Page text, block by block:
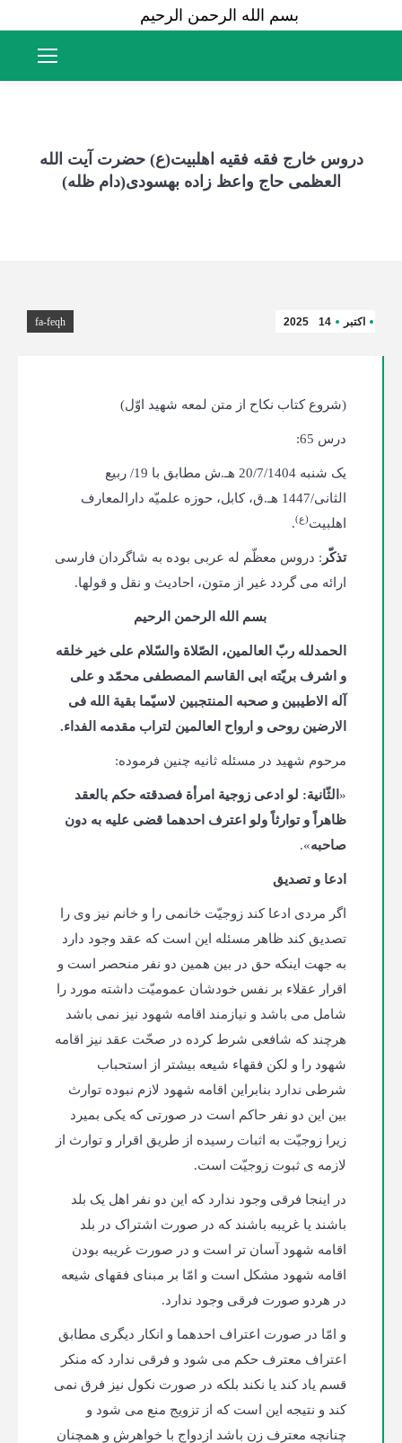
بسم الله الرحمن الرحیم
دروس خارج فقه فقیه اهلبیت(ع) حضرت آیت الله
العظمی حاج واعظ زاده بهسودی(دام ظله)
اکتبر 14
2025
fa-feqh
(شروع کتاب نکاح از متن لمعه شهید اوّل)
درس 65:
یک‌ شنبه 20/7/1404 هـ.ش مطابق با 19/ ربیع
الثانی/1447 هـ.ق، کابل، حوزه علمیّه دارالمعارف
اهلبیت(ع).
تذکّر : دروس معظّم له عربی بوده به شاگردان فارسی
ارائه می گردد غیر از متون، احادیث و نقل و قول­ها.
بسم الله الرحمن الرحیم
الحمدلله ربّ العالمین، الصّلاة والسّلام علی خیر خلقه
و اشرف بریّته ابی القاسم المصطفی محمّد و علی
آله الاطیبین و صحبه المنتجبین لاسیّما بقیة الله فی
الارضین روحی و ارواح العالمین لتراب مقدمه الفداء.
مرحوم شهید در مسئله ثانیه چنین فرموده:
« الثّانیة: لو ادعی زوجیة امرأة فصدقته حکم بالعقد
ظاهراً و توارثاً ولو اعترف احدهما قضی علیه به دون
صاحبه».
ادعا و تصدیق
اگر مردی ادعا کند زوجیّت خانمی را و خانم نیز وی را
تصدیق کند ظاهر مسئله این است که عقد وجود دارد
به جهت اینکه حق در بین همین دو نفر منحصر است و
اقرار عقلاء بر نفس خودشان عمومیّت داشته مورد را
شامل می باشد و نیازمند اقامه شهود نیز نمی باشد
هرچند که شافعی شرط کرده در صحّت عقد نیز اقامه
شهود را و لکن فقهاء شیعه بیشتر از استحباب
شرطی ندارد بنابراین اقامه شهود لازم نبوده توارث
بین این دو نفر حاکم است در صورتی که یکی بمیرد
زیرا زوجیّت به اثبات رسیده از طریق اقرار و توارث از
لازمه ی ثبوت زوجیّت است.
در اینجا فرقی وجود ندارد که این دو نفر اهل یک بلد
باشند یا غریبه باشند که در صورت اشتراک در بلد
اقامه شهود آسان تر است و در صورت غریبه بودن
اقامه شهود مشکل است و امّا بر مبنای فقهای شیعه
در هردو صورت فرقی وجود ندارد.
و امّا در صورت اعتراف احدهما و انکار دیگری مطابق
اعتراف معترف حکم می شود و فرقی ندارد که منکر
قسم یاد کند یا نکند بلکه در صورت نکول نیز فرق نمی
کند و نتیجه این است که از تزویج منع می شود و
چنانچه معترف زن باشد ازدواج با خواهرش و همچنان